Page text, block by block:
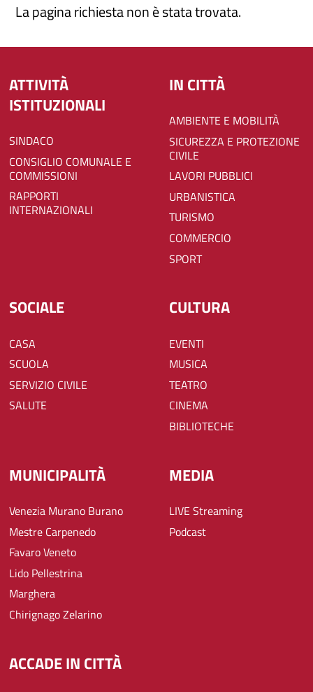
La pagina richiesta non è stata trovata.
ATTIVITÀ
ISTITUZIONALI
SINDACO
CONSIGLIO COMUNALE E
COMMISSIONI
RAPPORTI
INTERNAZIONALI
IN CITTÀ
AMBIENTE E MOBILITÀ
SICUREZZA E PROTEZIONE
CIVILE
LAVORI PUBBLICI
URBANISTICA
TURISMO
COMMERCIO
SPORT
SOCIALE
CASA
SCUOLA
SERVIZIO CIVILE
SALUTE
CULTURA
EVENTI
MUSICA
TEATRO
CINEMA
BIBLIOTECHE
MUNICIPALITÀ
Venezia Murano Burano
Mestre Carpenedo
Favaro Veneto
Lido Pellestrina
Marghera
Chirignago Zelarino
MEDIA
LIVE Streaming
Podcast
ACCADE IN CITTÀ